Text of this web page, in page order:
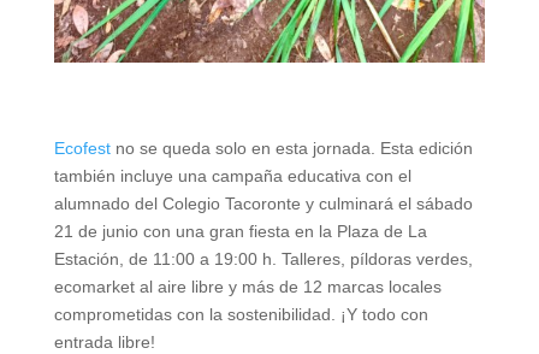
Ecofestno se queda solo en esta jornada. Esta edición
también incluye una campaña educativa con el
alumnado del Colegio Tacoronte y culminará el sábado
21 de junio con una gran fiesta en la Plaza de La
Estación, de 11:00 a 19:00 h. Talleres, píldoras verdes,
ecomarket al aire libre y más de 12 marcas locales
comprometidas con la sostenibilidad. ¡Y todo con
entrada libre!